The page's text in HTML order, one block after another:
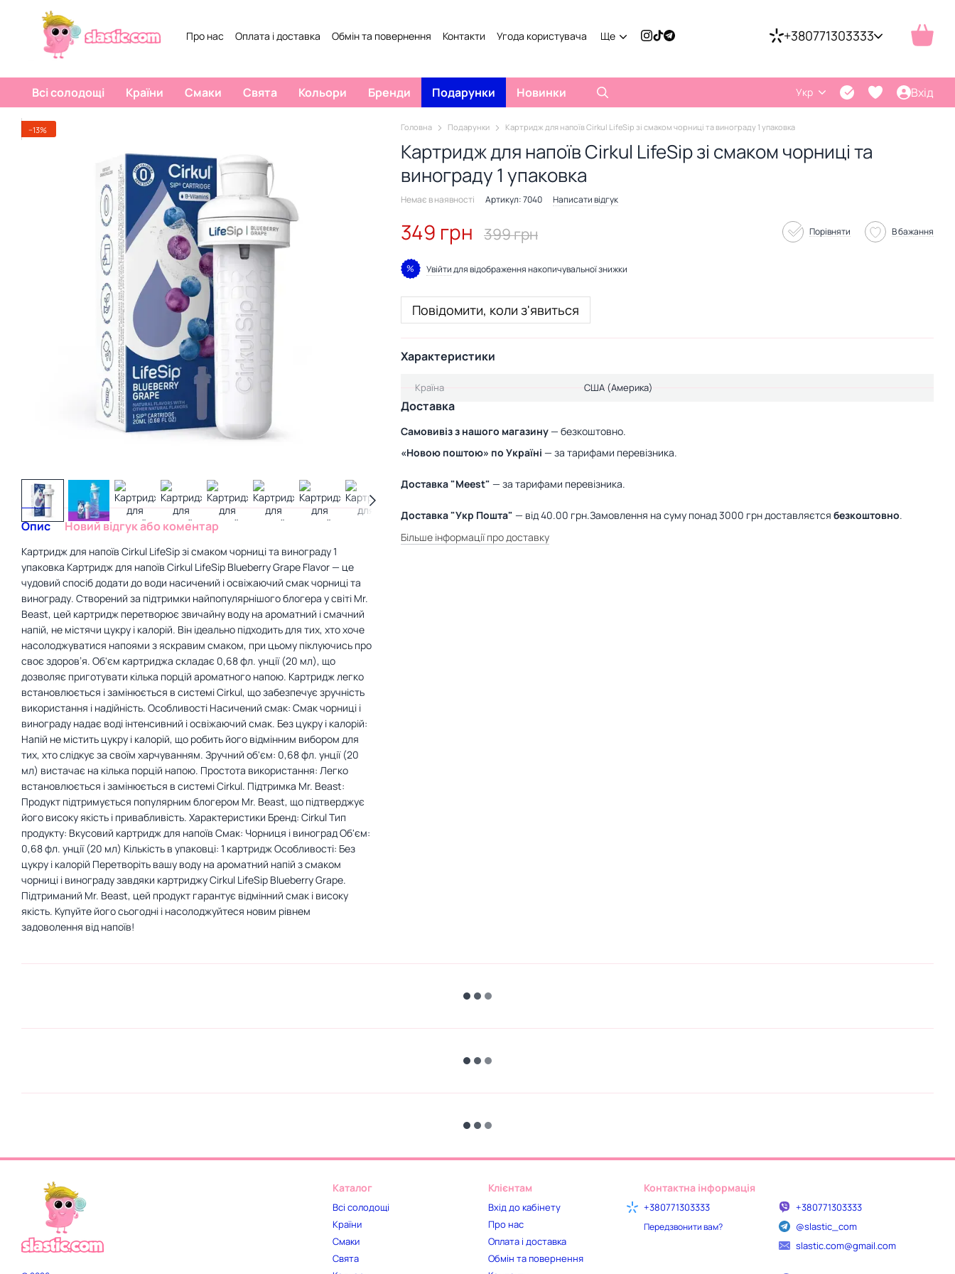
Перейти к основному контенту
Про нас
Оплата і доставка Обмін та повернення Контакти Угода користувача Ще +380771303333
Всі солодощі Країни Смаки Свята Кольори Бренди Подарунки Новинки Укр Вхід
−13%
Опис Новий відгук або коментар
Картридж для напоїв Cirkul LifeSip зі смаком чорниці та винограду 1
упаковка Картридж для напоїв Cirkul LifeSip Blueberry Grape Flavor — це
чудовий спосіб додати до води насичений і освіжаючий смак чорниці та
винограду. Створений за підтримки найпопулярнішого блогера у світі Mr.
Beast, цей картридж перетворює звичайну воду на ароматний і смачний
напій, не містячи цукру і калорій. Він ідеально підходить для тих, хто хоче
насолоджуватися напоями з яскравим смаком, при цьому піклуючись про
своє здоров’я. Об'єм картриджа складає 0,68 фл. унції (20 мл), що
дозволяє приготувати кілька порцій ароматного напою. Картридж легко
встановлюється і замінюється в системі Cirkul, що забезпечує зручність
використання і надійність. Особливості Насичений смак: Смак чорниці і
винограду надає воді інтенсивний і освіжаючий смак. Без цукру і калорій:
Напій не містить цукру і калорій, що робить його відмінним вибором для
тих, хто слідкує за своїм харчуванням. Зручний об'єм: 0,68 фл. унції (20
мл) вистачає на кілька порцій напою. Простота використання: Легко
встановлюється і замінюється в системі Cirkul. Підтримка Mr. Beast:
Продукт підтримується популярним блогером Mr. Beast, що підтверджує
його високу якість і привабливість. Характеристики Бренд: Cirkul Тип
продукту: Вкусовий картридж для напоїв Смак: Чорниця і виноград Об'єм:
0,68 фл. унції (20 мл) Кількість в упаковці: 1 картридж Особливості: Без
цукру і калорій Перетворіть вашу воду на ароматний напій з смаком
чорниці і винограду завдяки картриджу Cirkul LifeSip Blueberry Grape.
Підтриманий Mr. Beast, цей продукт гарантує відмінний смак і високу
якість. Купуйте його сьогодні і насолоджуйтеся новим рівнем
задоволення від напоїв!
Головна Подарунки Картридж для напоїв Cirkul LifeSip зі смаком чорниці та винограду 1 упаковка
Картридж для напоїв Cirkul LifeSip зі смаком чорниці та
винограду 1 упаковка
Немає в наявності Артикул: 7040 Написати відгук
349 грн 399 грн Порівняти В бажання
% Увійтидля відображення накопичувальної знижки
Повідомити, коли з'явиться
Характеристики
Країна США (Америка)
Доставка
Самовивіз з нашого магазину— безкоштовно.
«Новою поштою» по Україні — за тарифами перевізника.
Доставка "Meest" — за тарифами перевізника.
Доставка "Укр Пошта" — від 40.00 грн.Замовлення на суму понад 3000 грн доставляєтся безкоштовно.
Більше інформації про доставку
Каталог
Всі солодощі
Країни
Смаки
Свята
Клієнтам
Вхід до кабінету
Про нас
Оплата і доставка
Обмін та повернення
Контактна інформація
+380771303333
Передзвонити вам?
+380771303333
@slastic_com
slastic.com@gmail.com